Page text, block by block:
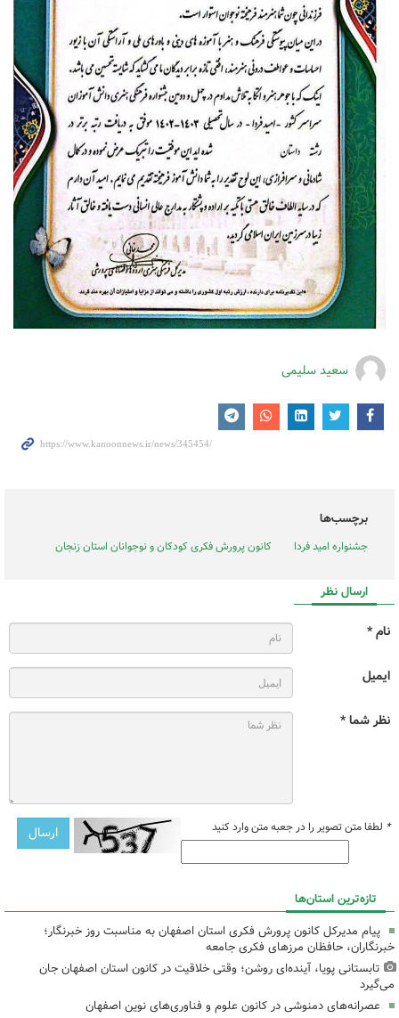
سعید سلیمی
برچسب‌ها
جشنواره امید فردا کانون پرورش فکری کودکان و نوجوانان استان زنجان
ارسال نظر
نام *
ایمیل
نظر شما *
* لطفا متن تصویر را در جعبه متن وارد کنید
تازه‌ترین استان‌ها
پیام مدیرکل کانون پرورش فکری استان اصفهان به مناسبت روز خبرنگار؛
خبرنگاران، حافظان مرزهای فکری جامعه
تابستانی پویا، آینده‌ای روشن؛ وقتی خلاقیت در کانون استان اصفهان جان
می‌گیرد
عصرانه‌های دمنوشی در کانون علوم و فناوری‌های نوین اصفهان